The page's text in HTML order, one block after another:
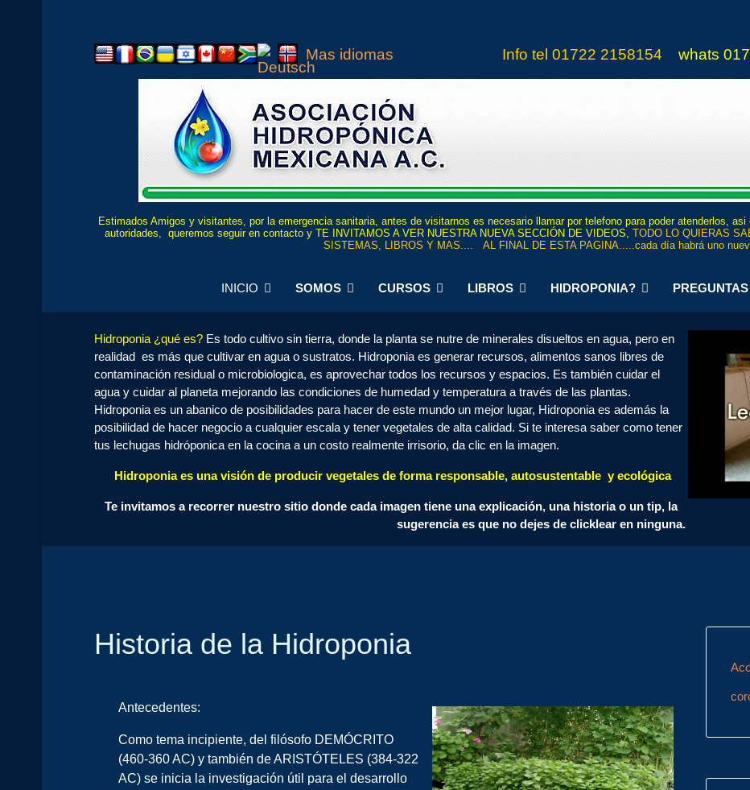
Mas idiomas Info tel 01722 2158154 whats
Estimados Amigos y visitantes, por la emergencia sanitaria, antes de visitarnos es necesario llamar por telefono para poder atenderlos,
autoridades, queremos seguir en contacto y TE INVITAMOS A VER NUESTRA NUEVA SECCIÓN DE VIDEOS, TODO LO QUIERAS
SISTEMAS, LIBROS Y MAS.... AL FINAL DE ESTA PAGINA.....cada día habrá uno
INICIO SOMOS CURSOS LIBROS HIDROPONIA? PREGUNTAS
Hidroponia ¿qué es? Es todo cultivo sin tierra, donde la planta se nutre de minerales disueltos en agua, pero en
realidad es más que cultivar en agua o sustratos. Hidroponia es generar recursos, alimentos sanos libres de
contaminación residual o microbiologica, es aprovechar todos los recursos y espacios. Es también cuidar el
agua y cuidar al planeta mejorando las condiciones de humedad y temperatura a través de las plantas.
Hidroponia es un abanico de posibilidades para hacer de este mundo un mejor lugar, Hidroponia es además la
posibilidad de hacer negocio a cualquier escala y tener vegetales de alta calidad. Si te interesa saber como tener
tus lechugas hidróponica en la cocina a un costo realmente irrisorio, da clic en la imagen.
Hidroponia es una visión de producir vegetales de forma responsable, autosustentable y ecológica
Te invitamos a recorrer nuestro sitio donde cada imagen tiene una explicación, una historia o un tip, la
sugerencia es que no dejes de clicklear en ninguna.
Historia de la Hidroponia
Antecedentes:
Como tema incipiente, del filósofo DEMÓCRITO
(460-360 AC) y también de ARISTÓTELES (384-322
AC) se inicia la investigación útil para el desarrollo